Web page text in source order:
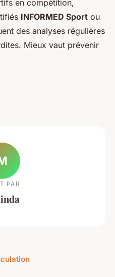
en compétition,
INFORMED Sport ou
des analyses régulières
Mieux vaut prévenir
PAR